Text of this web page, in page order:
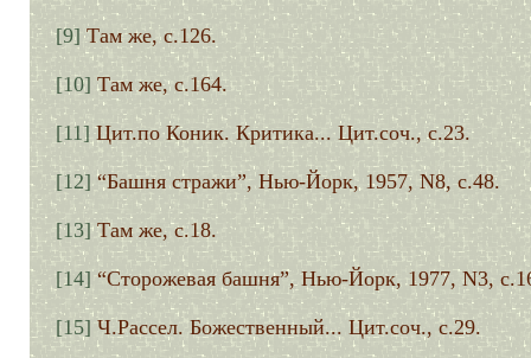
[9] Там же, с.126.
[10] Там же, с.164.
[11] Цит.по Коник. Критика... Цит.соч., с.23.
[12]“Башня стражи”, Нью-Йорк, 1957, N8, с.48.
[13]Там же, с.18.
[14]“Сторожевая башня”, Нью-Йорк, 1977, N3,
[15] Ч.Рассел. Божественный... Цит.соч., с.29.